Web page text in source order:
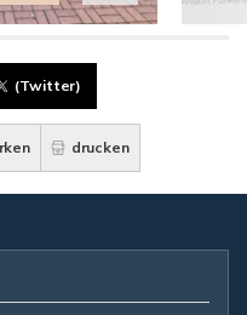
(Twitter)
drucken